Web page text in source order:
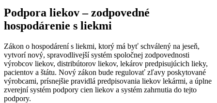
Podpora liekov – zodpovedné
hospodárenie s liekmi
Zákon o hospodárení s liekmi, ktorý má byť schválený na jeseň,
vytvorí nový, spravodlivejší systém spoločnej zodpovednosti
výrobcov liekov, distribútorov liekov, lekárov predpisujúcich lieky,
pacientov a štátu. Nový zákon bude regulovať zľavy poskytované
výrobcami, prísnejšie pravidlá predpisovania liekov lekármi, a úplne
zverejní systém podpory cien liekov a systém zahrnutia do tejto
podpory.